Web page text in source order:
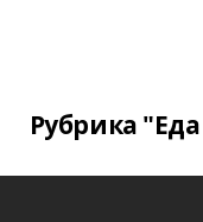
Рубрика